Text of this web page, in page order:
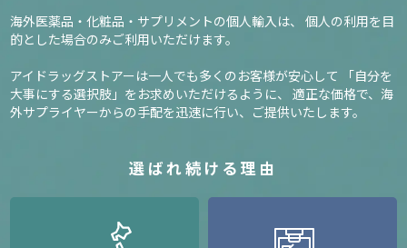
海外医薬品・化粧品・サプリメントの個人輸入は、
個人の利用を目
的とした場合のみご利用いただけます。
アイドラッグストアーは一人でも多くのお客様が安心して
「自分を
大事にする選択肢」をお求めいただけるように、
適正な価格で、海
外サプライヤーからの手配を迅速に行い、ご提供いたします。
選ばれ続ける理由